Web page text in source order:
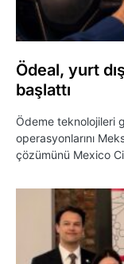
Ödeal, yurt
başlattı
Ödeme teknolojileri
operasyonlarını
çözümünü Mexico